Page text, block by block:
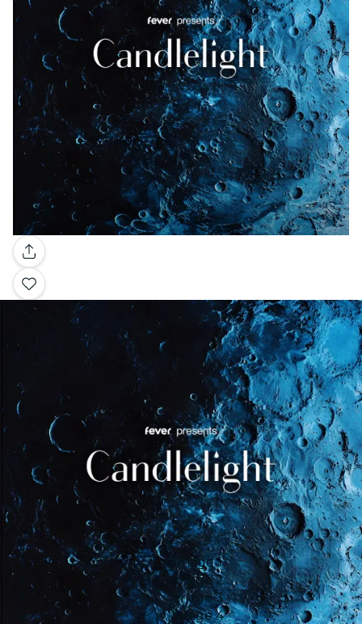
Galería
Image 1
Image 2
Image 3
Image 4